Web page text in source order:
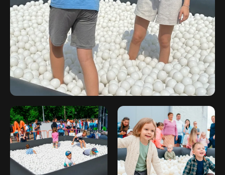
аттракциона?
Напишите нам в мессенджер,
либо заполните форму,
мы с вами свяжемся
Оставить заявку
Написать в Telegram
7 903 164 62 84
flash-event@mail.ru